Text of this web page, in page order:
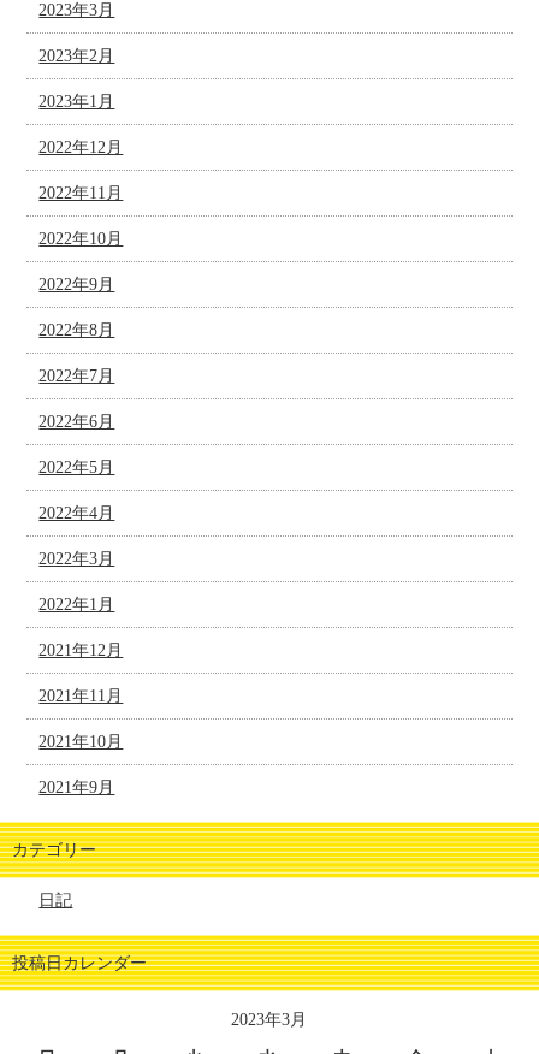
2023年3月
2023年2月
2023年1月
2022年12月
2022年11月
2022年10月
2022年9月
2022年8月
2022年7月
2022年6月
2022年5月
2022年4月
2022年3月
2022年1月
2021年12月
2021年11月
2021年10月
2021年9月
カテゴリー
日記
投稿日カレンダー
2023年3月